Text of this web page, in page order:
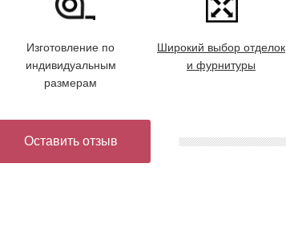
Изготовление по
индивидуальным
размерам
Широкий выбор отделок
и фурнитуры
Оставить отзыв